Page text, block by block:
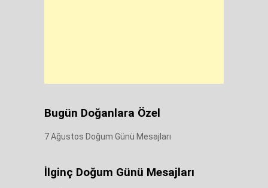
Bugün Doğanlara Özel
7 Ağustos Doğum Günü Mesajları
İlginç Doğum Günü Mesajları